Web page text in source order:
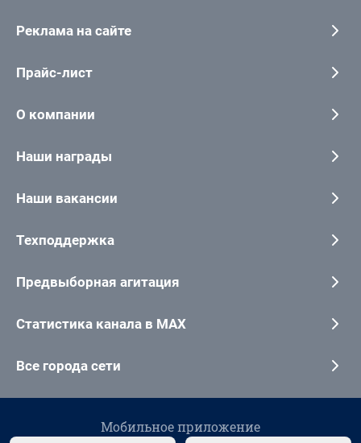
Реклама на сайте
Прайс-лист
О компании
Наши награды
Наши вакансии
Техподдержка
Предвыборная агитация
Статистика канала в MAX
Все города сети
Мобильное приложение